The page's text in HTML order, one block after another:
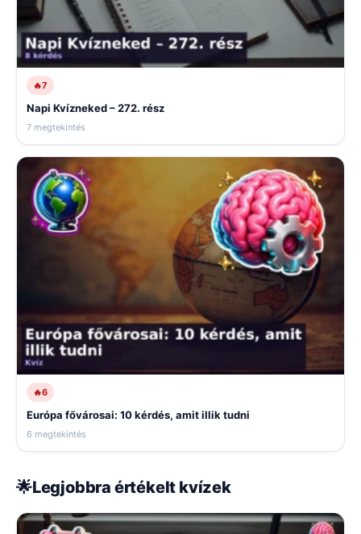
🔥7
Napi Kvízneked – 272. rész
7 megtekintés
🔥6
Európa fővárosai: 10 kérdés, amit illik tudni
6 megtekintés
🌟Legjobbra értékelt kvízek